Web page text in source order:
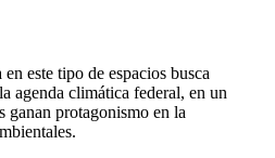
este tipo de espacios busca
agenda climática federal, en un
protagonismo en la